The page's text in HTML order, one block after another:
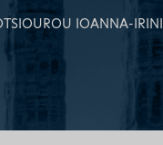
IOANNA-IRINI